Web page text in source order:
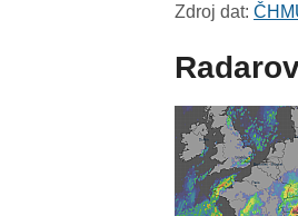
Zdroj dat: